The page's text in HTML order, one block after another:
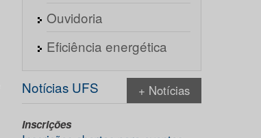
Ouvidoria
Eficiência energética
Notícias UFS + Notícias
Inscrições